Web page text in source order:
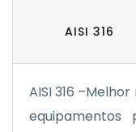
AISI 316
AISI 316